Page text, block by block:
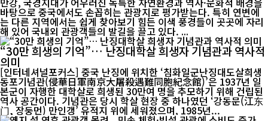
바탕으로 중국에서도 손꼽히는 관광지로 평가받는다. 특히 연변에
는 다른 지역에서는 쉽게 찾아보기 힘든 이색 풍경들이 곳곳에 자리
해 있어 국내외 관광객들의 발길을 끌고 있다. ...
“30만 희생의 기억”… 난징대학살 희생자 기념관과 역사적
의미
[인터네셔널포커스] 중국 난징에 위치한 ‘침화일군난징대도살희생
동포기념관(侵華日軍南京大屠殺遇難同胞紀念館)’은 1937년 일
본군이 자행한 대학살로 희생된 30만여 명을 추모하기 위해 건립된
역사 공간이다. 기념관은 당시 학살 현장 중 하나였던 ‘강동문(江东
门, 장둥먼) 만인갱’ 유적지 위에 세워졌으며, 1985년...